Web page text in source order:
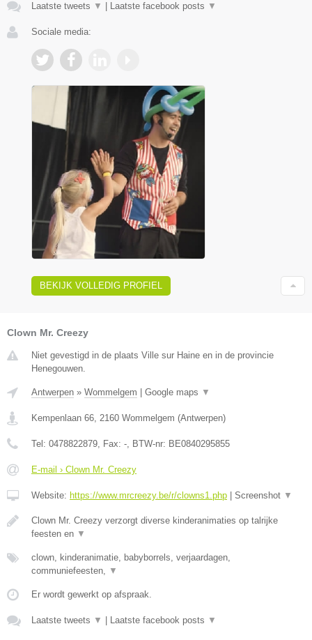
Laatste tweets ▼ Laatste facebook posts ▼
Sociale media:
BEKIJK VOLLEDIG PROFIEL
Clown Mr. Creezy
Niet gevestigd in de plaats Ville sur Haine en in de provincie
Henegouwen.
Antwerpen » Wommelgem Google maps ▼
Kempenlaan 66, 2160 Wommelgem (Antwerpen)
Tel: 0478822879, Fax: -, BTW-nr: BE0840295855
E-mail › Clown Mr. Creezy
Website: https://www.mrcreezy.be/r/clowns1.php Screenshot ▼
Clown Mr. Creezy verzorgt diverse kinderanimaties op talrijke
feesten en ▼
clown, kinderanimatie, babyborrels, verjaardagen,
communiefeesten, ▼
Er wordt gewerkt op afspraak.
Laatste tweets ▼ Laatste facebook posts ▼